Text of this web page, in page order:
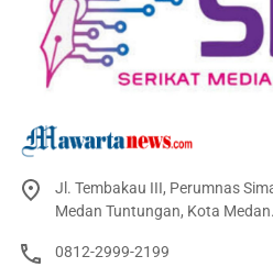
Jl. Tembakau III, Perumnas
Medan Tuntungan, Kota Medan.
0812-2999-2199